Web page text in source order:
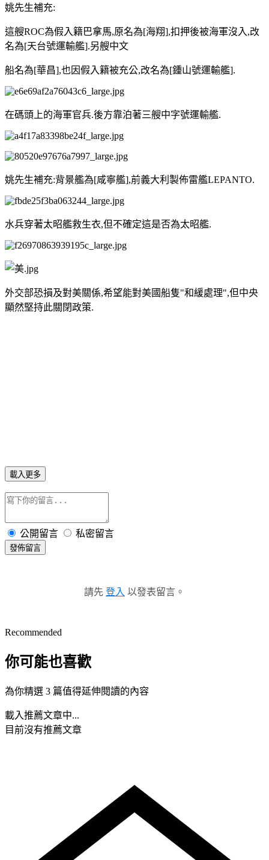
姚先生補充:
這艘ROC為假入籍巴拿馬,原名為[海翔],扣押後被海軍沒入,改
名為[天台號運輸艦].另艘中文
船名為[華昌],也因假入籍被充公,改名為[鍾山號運輸艦].
在碼頭上的海軍官兵.後方靠泊著三艘中字號運輸艦.
姚先生補充:背景艦為[咸寧艦],前義大利製佈雷艦LEPANTO.
水兵穿著太昭艦救生衣,但不確定這是否為太昭艦.
外交部恐損及對美關係,希望能對美國船隻"和緩處理",但中央
顯然堅持此關閉政策.
載入更多
公開留言 私密留言
發佈留言
請先 登入 以發表留言。
Recommended
你可能也喜歡
為你精選 3 篇值得延伸閱讀的內容
載入推薦文章中...
目前沒有推薦文章